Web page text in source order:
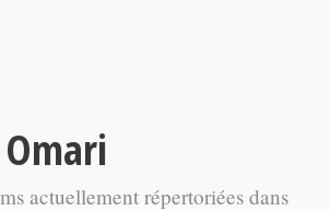
actuellement répertoriées dans